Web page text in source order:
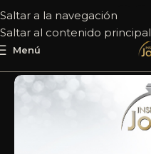
Saltar a la navegación
Saltar al contenido principal
Menú